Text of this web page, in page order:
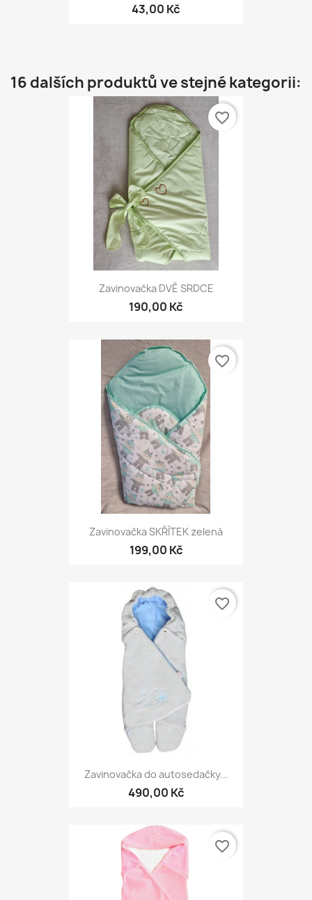
43,00 Kč
16 dalších produktů ve stejné kategorii:
Zavinovačka DVĚ SRDCE
190,00 Kč
favorite_border
Zavinovačka SKŘÍTEK zelená
199,00 Kč
favorite_border
Zavinovačka do autosedačky...
490,00 Kč
favorite_border
favorite_border